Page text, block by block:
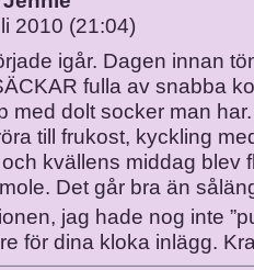
2010 (21:04)
igår. Dagen innan
fulla av snabba
med dolt socker man
till frukost, kyckling
kvällens middag blev
Det går bra än
jag hade nog inte
för dina kloka inlägg.